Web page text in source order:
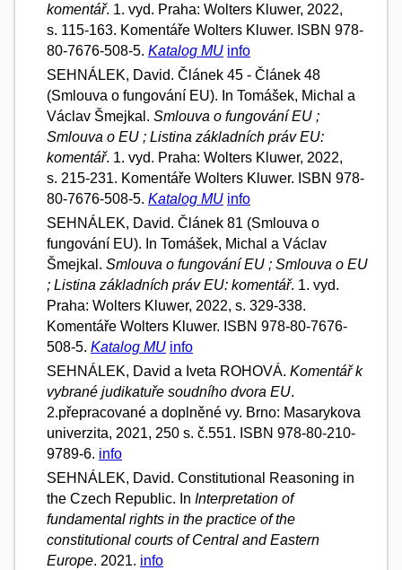
komentář. 1. vyd. Praha: Wolters Kluwer, 2022,
s. 115-163. Komentáře Wolters Kluwer. ISBN 978-
80-7676-508-5. Katalog MU info
SEHNÁLEK, David. Článek 45 - Článek 48
(Smlouva o fungování EU). In Tomášek, Michal a
Václav Šmejkal. Smlouva o fungování EU ;
Smlouva o EU ; Listina základních práv EU:
komentář. 1. vyd. Praha: Wolters Kluwer, 2022,
s. 215-231. Komentáře Wolters Kluwer. ISBN 978-
80-7676-508-5. Katalog MU info
SEHNÁLEK, David. Článek 81 (Smlouva o
fungování EU). In Tomášek, Michal a Václav
Šmejkal. Smlouva o fungování EU ; Smlouva o EU
; Listina základních práv EU: komentář. 1. vyd.
Praha: Wolters Kluwer, 2022, s. 329-338.
Komentáře Wolters Kluwer. ISBN 978-80-7676-
508-5. Katalog MU info
SEHNÁLEK, David a Iveta ROHOVÁ. Komentář k
vybrané judikatuře soudního dvora EU.
2.přepracované a doplněné vy. Brno: Masarykova
univerzita, 2021, 250 s. č.551. ISBN 978-80-210-
9789-6. info
SEHNÁLEK, David. Constitutional Reasoning in
the Czech Republic. In Interpretation of
fundamental rights in the practice of the
constitutional courts of Central and Eastern
Europe. 2021. info